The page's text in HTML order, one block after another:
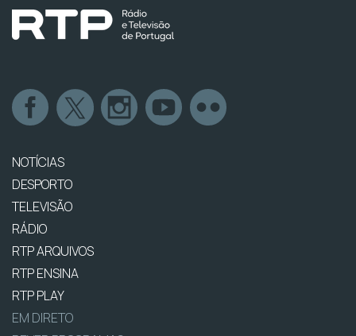
NOTÍCIAS
DESPORTO
TELEVISÃO
RÁDIO
RTP ARQUIVOS
RTP ENSINA
RTP PLAY
EM DIRETO